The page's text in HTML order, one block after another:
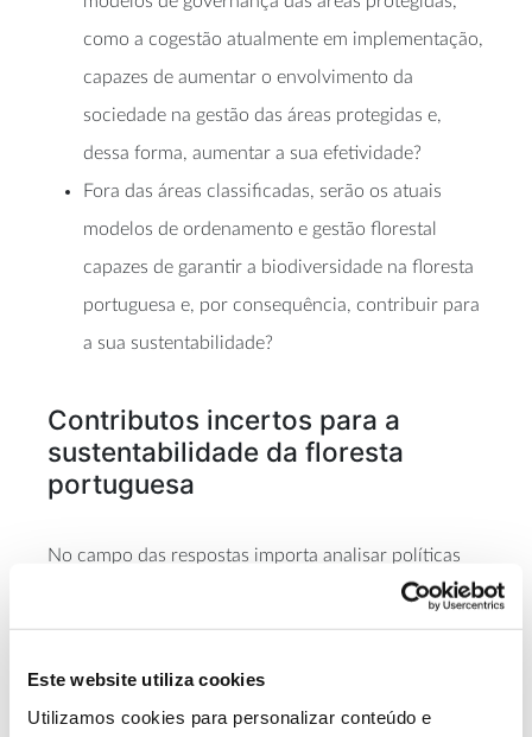
Este website utiliza cookies
Utilizamos cookies para personalizar conteúdo e
como a cogestão atualmente em implementação,
capazes de aumentar o envolvimento da
sociedade na gestão das áreas protegidas e,
dessa forma, aumentar a sua efetividade?
Fora das áreas classificadas, serão os atuais
modelos de ordenamento e gestão florestal
capazes de garantir a biodiversidade na floresta
portuguesa e, por consequência, contribuir para
a sua sustentabilidade?
Contributos incertos para a
sustentabilidade da floresta
portuguesa
No campo das respostas importa analisar políticas
recentes e recursos existentes. Os Planos Regionais
) foram revistos em
não se esperam contribuições relevantes para a
não promovem alterações no coberto florestal no